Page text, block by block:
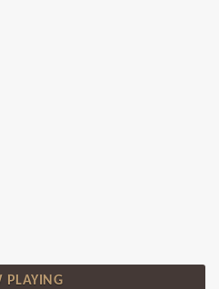
PLAYING